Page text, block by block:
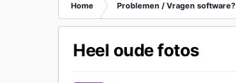
Home Problemen / Vragen software?
Heel oude fotos